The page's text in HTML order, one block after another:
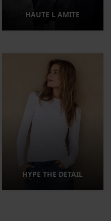
HAUTE L AMITE
HYPE THE DETAIL